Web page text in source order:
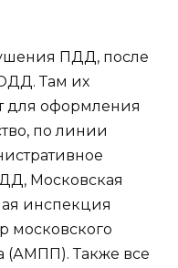
ПДД, после
Там их
для оформления
по линии
Московская
инспекция
московского
(АМПП). Также все